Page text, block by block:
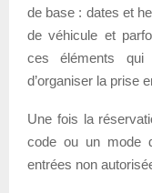
de base : dates et
de véhicule et
ces éléments qui
d’organiser la prise
Une fois la
code ou un mode
entrées non